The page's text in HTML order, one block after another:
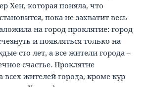
Хен, которая поняла, что
пока не захватит весь
на город проклятие: город
и появляться только на
сто лет, а все жители города –
счастье. Проклятие
всех жителей города, кроме кур